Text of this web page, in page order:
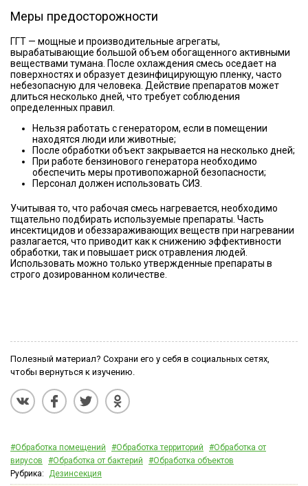
Меры предосторожности
ГГТ — мощные и производительные агрегаты,
вырабатывающие большой объем обогащенного активными
веществами тумана. После охлаждения смесь оседает на
поверхностях и образует дезинфицирующую пленку, часто
небезопасную для человека. Действие препаратов может
длиться несколько дней, что требует соблюдения
определенных правил.
Нельзя работать с генератором, если в помещении
находятся люди или животные;
После обработки объект закрывается на несколько дней;
При работе бензинового генератора необходимо
обеспечить меры противопожарной безопасности;
Персонал должен использовать СИЗ.
Учитывая то, что рабочая смесь нагревается, необходимо
тщательно подбирать используемые препараты. Часть
инсектицидов и обеззараживающих веществ при нагревании
разлагается, что приводит как к снижению эффективности
обработки, так и повышает риск отравления людей.
Использовать можно только утвержденные препараты в
строго дозированном количестве.
Полезный материал? Сохрани его у себя в социальных сетях,
чтобы вернуться к изучению.
#Обработка помещений #Обработка территорий
#Обработка от
вирусов
#Обработка от бактерий
#Обработка объектов
Рубрика:
Дезинсекция